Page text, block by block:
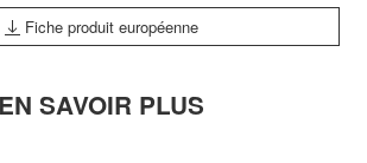
Fiche produit européenne
EN SAVOIR PLUS